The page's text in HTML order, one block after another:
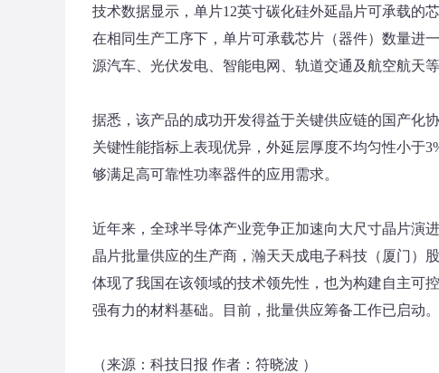
技术数据显示，单片12英寸碳化硅外延晶片可承载的
在相同生产工序下，单片可承载芯片（器件）数量进
源汽车、光伏发电、智能电网、轨道交通及航空航天
据悉，该产品的成功开发得益于关键供应链的国产化
关键性能指标上表现优异，外延层厚度不均匀性小于
够满足高可靠性功率器件的应用需求。
近年来，全球半导体产业竞争正加速向大尺寸晶片演
晶片批量供应的生产商，瀚天天成电子科技（厦门）
体现了我国在该领域的技术领先性，也为构建自主可
强有力的材料基础。目前，批量供应筹备工作已启动。
（来源：科技日报 作者：符晓波 ）